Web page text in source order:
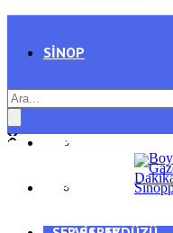
SINOP
AYANCIK
GENEL
SPOR